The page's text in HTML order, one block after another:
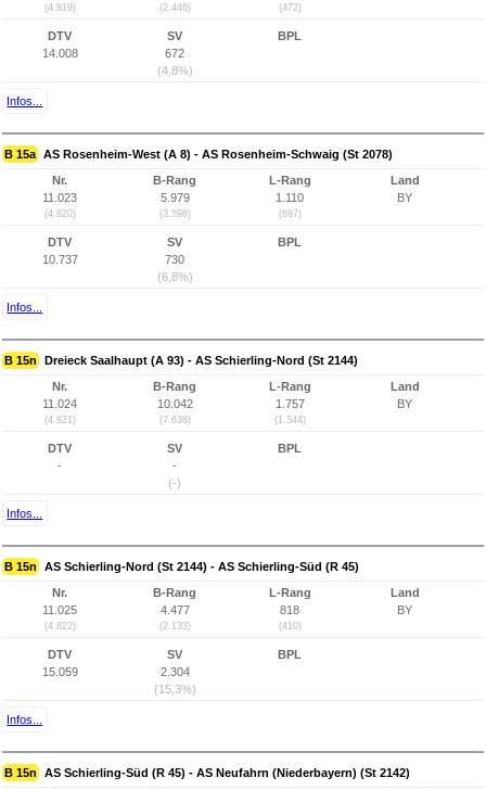
(4.819) (2.446) (472)
DTV
14.008
SV
672
(4,8%)
BPL
Infos...
B 15a AS Rosenheim-West (A 8) - AS Rosenheim-Schwaig (St 2078)
Nr.
11.023
(4.820)
B-Rang
5.979
(3.598)
L-Rang
1.110
(697)
Land
BY
DTV
10.737
SV
730
(6,8%)
BPL
Infos...
B 15n Dreieck Saalhaupt (A 93) - AS Schierling-Nord (St 2144)
Nr.
11.024
(4.821)
B-Rang
10.042
(7.638)
L-Rang
1.757
(1.344)
Land
BY
DTV
-
SV
-
(-)
BPL
Infos...
B 15n AS Schierling-Nord (St 2144) - AS Schierling-Süd (R 45)
Nr.
11.025
(4.822)
B-Rang
4.477
(2.133)
L-Rang
818
(410)
Land
BY
DTV
15.059
SV
2.304
(15,3%)
BPL
Infos...
B 15n AS Schierling-Süd (R 45) - AS Neufahrn (Niederbayern) (St 2142)